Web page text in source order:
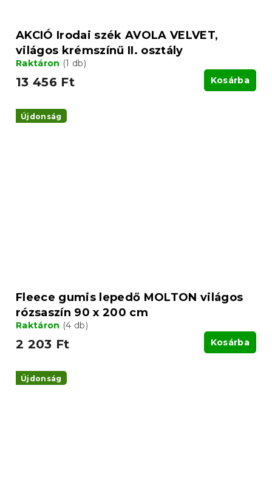
AKCIÓ Irodai szék AVOLA VELVET,
világos krémszínű II. osztály
Raktáron (1 db)
13 456 Ft Kosárba
Újdonság
Fleece gumis lepedő MOLTON világos
rózsaszín 90 x 200 cm
Raktáron (4 db)
2 203 Ft Kosárba
Újdonság